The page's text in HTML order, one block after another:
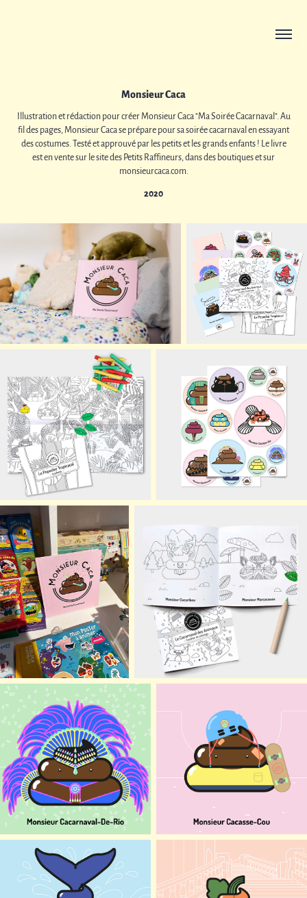
Monsieur Caca
Illustration et rédaction pour créer Monsieur Caca "Ma Soirée Cacarnaval". Au
fil des pages, Monsieur Caca se prépare pour sa soirée cacarnaval en essayant
des costumes. Testé et approuvé par les petits et les grands enfants ! Le livre
est en vente sur le site des Petits Raffineurs, dans des boutiques et sur
monsieurcaca.com.
2020